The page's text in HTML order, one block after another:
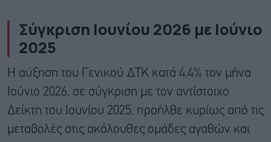
Σύγκριση Ιουνίου 2026 με Ιούνιο
2025
Η αύξηση του Γενικού ΔΤΚ κατά 4,4% τον μήνα
Ιούνιο 2026, σε σύγκριση με τον αντίστοιχο
Δείκτη του Ιουνίου 2025, προήλθε κυρίως από τις
μεταβολές στις ακόλουθες ομάδες αγαθών και